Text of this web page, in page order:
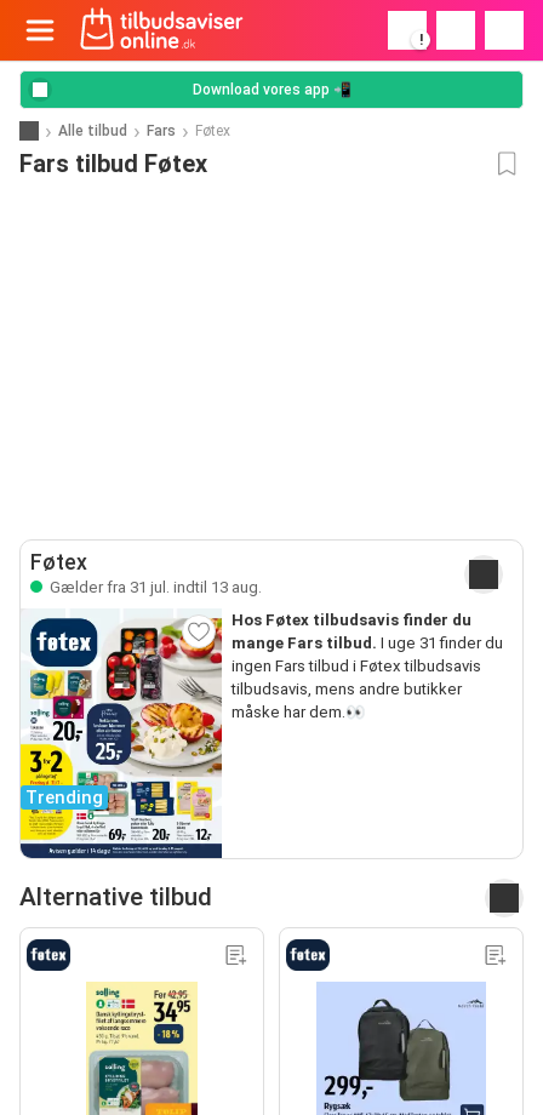
!
Download vores app 📲
Alle tilbud Fars Føtex
Fars tilbud Føtex
Føtex
Gælder fra 31 jul. indtil 13 aug.
Trending
Hos Føtex tilbudsavis finder du
mange Fars tilbud. I uge 31 finder du
ingen Fars tilbud i Føtex tilbudsavis
tilbudsavis, mens andre butikker
måske har dem.👀
Alternative tilbud